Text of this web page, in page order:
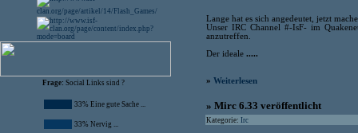
Frage: Social Links sind ?
33% Eine gute Sache ...
33% Nervig ...
Lange hat es sich angedeutet, jetzt
Unser IRC Channel #-IsF- im
anzutreffen.
Der ideale .....
» Weiterlesen
» Mirc 6.33 veröffentlicht
Kategorie: Irc